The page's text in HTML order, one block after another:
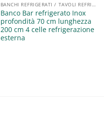
BANCHI REFRIGERATI / TAVOLI REFRIGERATI / SALADETTE
Banco Bar refrigerato Inox
profondità 70 cm lunghezza
200 cm 4 celle refrigerazione
esterna